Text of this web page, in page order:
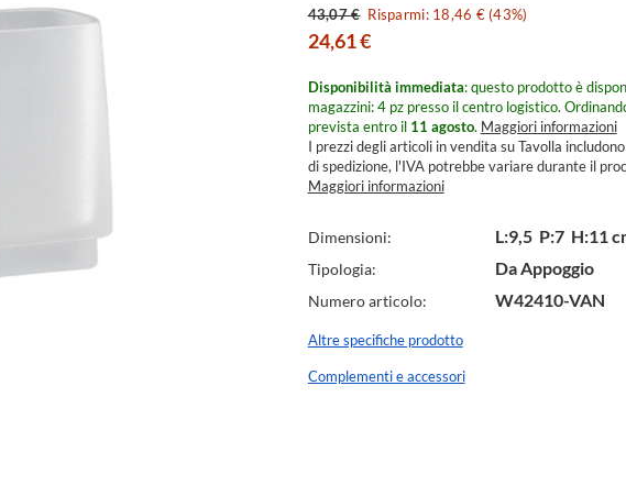
24,61 €
43,07 € Risparmi: 18,46 € (43%)
Disponibilità immediata: questo prodotto è
magazzini: 4 pz presso il centro logistico.
prevista entro il 11 agosto. Maggiori informazioni
I prezzi degli articoli in vendita su Tavolla
di spedizione, l'IVA potrebbe variare durante il
Maggiori informazioni
Specifiche
Tecniche
Dimensioni: L:9,5 P:7 H:11
Tipologia: Da Appoggio
Numero articolo: W42410-VAN
Altre specifiche prodotto
Complementi e accessori